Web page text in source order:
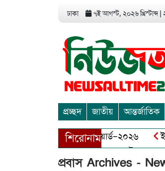
ঢাকা ৭ই আগস্ট, ২০২৬ খ্রিস্টাব্দ
প্রচ্ছদ জাতীয় আন্তর্জাতিক
শিরোনাম
এন্ড এন্ট্রাপ্রেনিয়র অ্যাওয়ার্ড–২০২৬
বীর মুক্তিযোদ্ধা আব্দুল খালেক এর ইন্তেকাল
প্রবাস Archives -